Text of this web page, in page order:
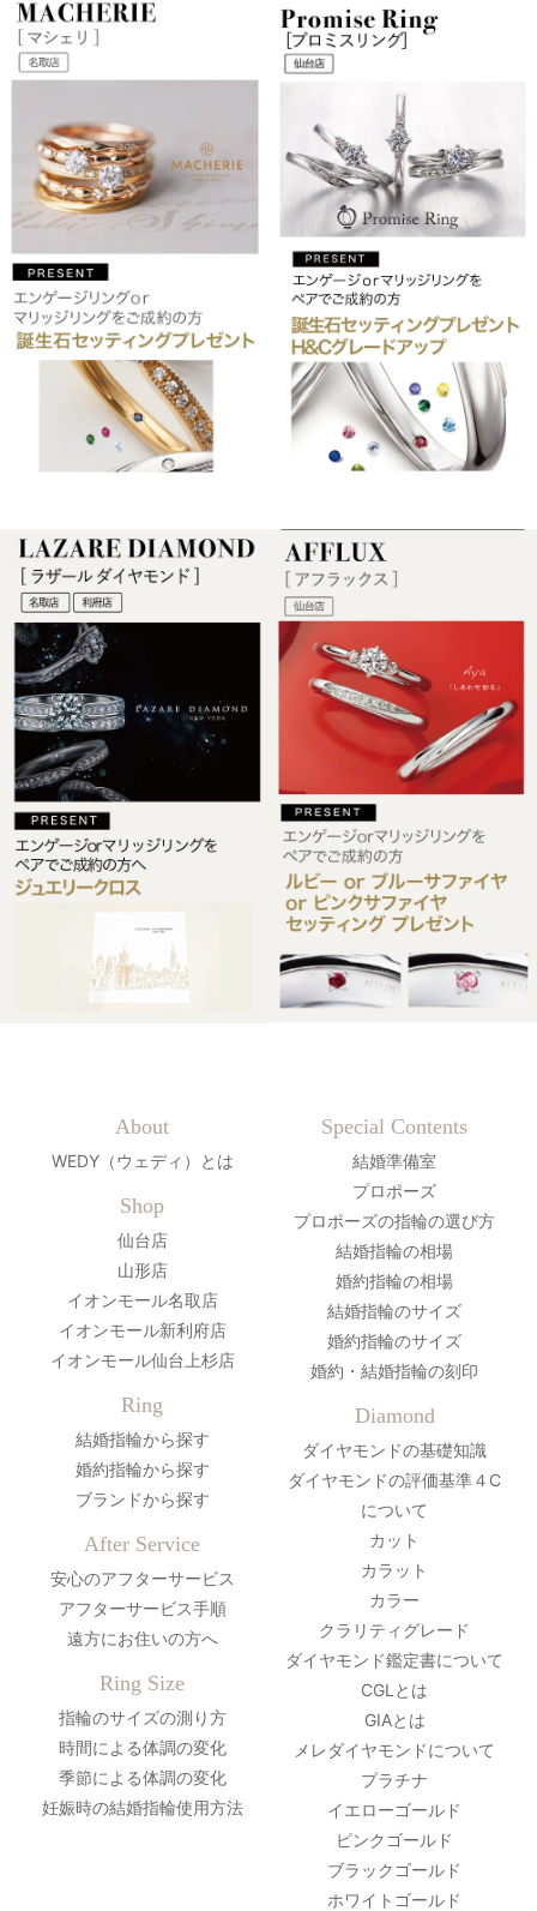
About
WEDY（ウェディ）とは
Shop
仙台店
山形店
イオンモール名取店
イオンモール新利府店
イオンモール仙台上杉店
Ring
結婚指輪から探す
婚約指輪から探す
ブランドから探す
After Service
安心のアフターサービス
アフターサービス手順
遠方にお住いの方へ
Ring Size
指輪のサイズの測り方
時間による体調の変化
季節による体調の変化
妊娠時の結婚指輪使用方法
Special Contents
結婚準備室
プロポーズ
プロポーズの指輪の選び方
結婚指輪の相場
婚約指輪の相場
結婚指輪のサイズ
婚約指輪のサイズ
婚約・結婚指輪の刻印
Diamond
ダイヤモンドの基礎知識
ダイヤモンドの評価基準４C
について
カット
カラット
カラー
クラリティグレード
ダイヤモンド鑑定書について
CGLとは
GIAとは
メレダイヤモンドについて
プラチナ
イエローゴールド
ピンクゴールド
ブラックゴールド
ホワイトゴールド